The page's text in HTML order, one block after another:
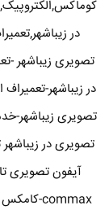
در
تصویری زیباشهر -
در زیباشهر-
تصویری زیباشهر-
تصویری در زیباشهر